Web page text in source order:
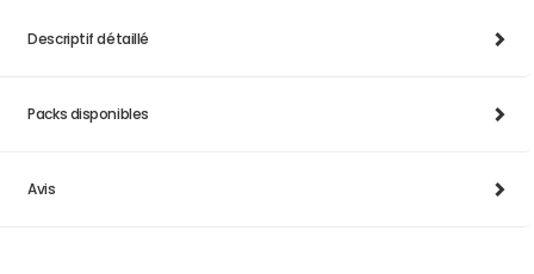
Descriptif détaillé
Packs disponibles
Avis